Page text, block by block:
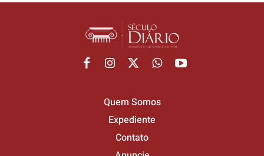
Quem Somos
Expediente
Contato